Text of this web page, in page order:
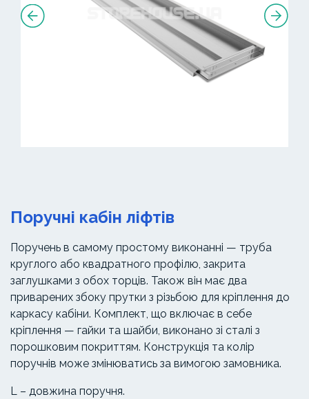
Поручні кабін ліфтів
Поручень в самому простому виконанні — труба
круглого або квадратного профілю, закрита
заглушками з обох торців. Також він має два
приварених збоку прутки з різьбою для кріплення до
каркасу кабіни. Комплект, що включає в себе
кріплення — гайки та шайби, виконано зі сталі з
порошковим покриттям. Конструкція та колір
поручнів може змінюватись за вимогою замовника.
L – довжина поручня.